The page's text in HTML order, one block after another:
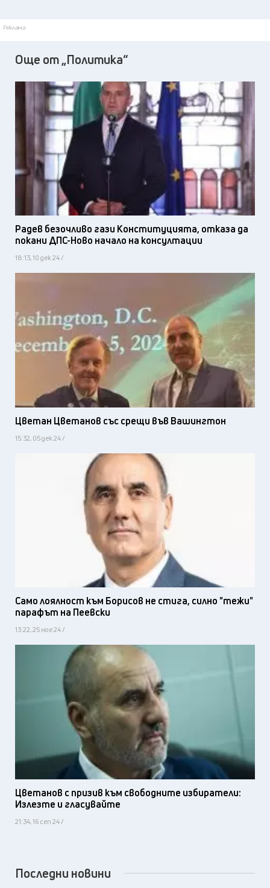
Реклама
Още от „Политика“
Радев безочливо гази Конституцията, отказа да
покани ДПС-Ново начало на консултации
18:13, 10 дек 24 /
Цветан Цветанов със срещи във Вашингтон
15:32, 05 дек 24 /
Само лоялност към Борисов не стига, силно "тежи"
парафът на Пеевски
13:22, 25 ное 24 /
Цветанов с призив към свободните избиратели:
Излезте и гласувайте
21:34, 16 сеп 24 /
Последни новини